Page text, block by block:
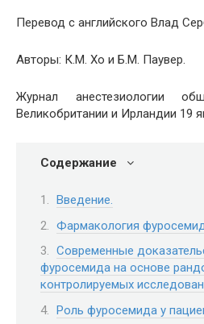
Перевод с английского Влад
Авторы: К.М. Хо и Б.М. Паувер.
Журнал анестезиологии
Великобритании и Ирландии 19
Содержание
Введение.
Фармакология
Современные
фуросемида на основе
контролируемых
Роль фуросемида у